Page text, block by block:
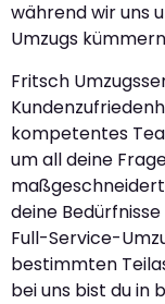
während wir uns
Umzugs
Fritsch
kompetentes
um all deine
deine
Full-Service-
bestimmten
bei uns bist du in